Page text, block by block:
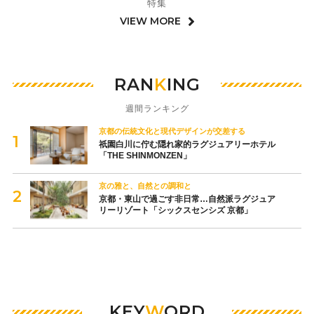
特集
VIEW MORE
RANKING
週間ランキング
京都の伝統文化と現代デザインが交差する
祇園白川に佇む隠れ家的ラグジュアリーホテル
「THE SHINMONZEN」
京の雅と、自然との調和と
京都・東山で過ごす非日常…自然派ラグジュア
リーリゾート「シックスセンシズ 京都」